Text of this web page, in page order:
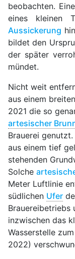
beobachten. Eine
eines kleinen
Aussickerung
bildet den
der später
mündet.
Nicht weit
aus einem breiten
2021 die so
artesischer
Brauerei
aus einem tief
stehenden
Solche
Meter Luftlinie
südlichen Ufer
Brauereibetriebs
inzwischen das
Wasserstelle
2022)